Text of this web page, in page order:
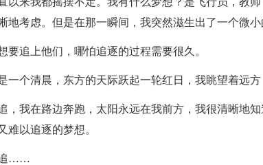
地考虑。但是在那一瞬间，我突然滋生出了一个微小
要追上他们，哪怕追逐的过程需要很久。
一个清晨，东方的天际跃起一轮红日，我眺望着远
，我在路边奔跑，太阳永远在我前方，我很清晰地
难以追逐的梦想。
……